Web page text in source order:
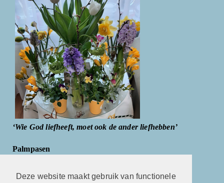
Deze website maakt gebruik van functionele
‘Wie God liefheeft, moet ook de ander liefhebben’
Palmpasen